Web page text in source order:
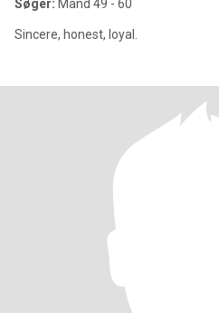
Søger: Mand 49 - 60
Sincere, honest, loyal.